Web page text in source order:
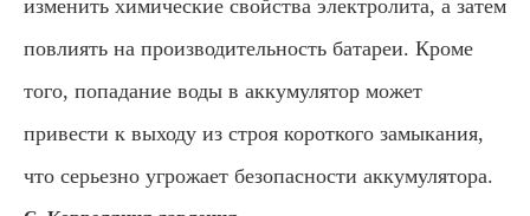
изменить химические свойства электролита, а затем
повлиять на производительность батареи. Кроме
того, попадание воды в аккумулятор может
привести к выходу из строя короткого замыкания,
что серьезно угрожает безопасности аккумулятора.